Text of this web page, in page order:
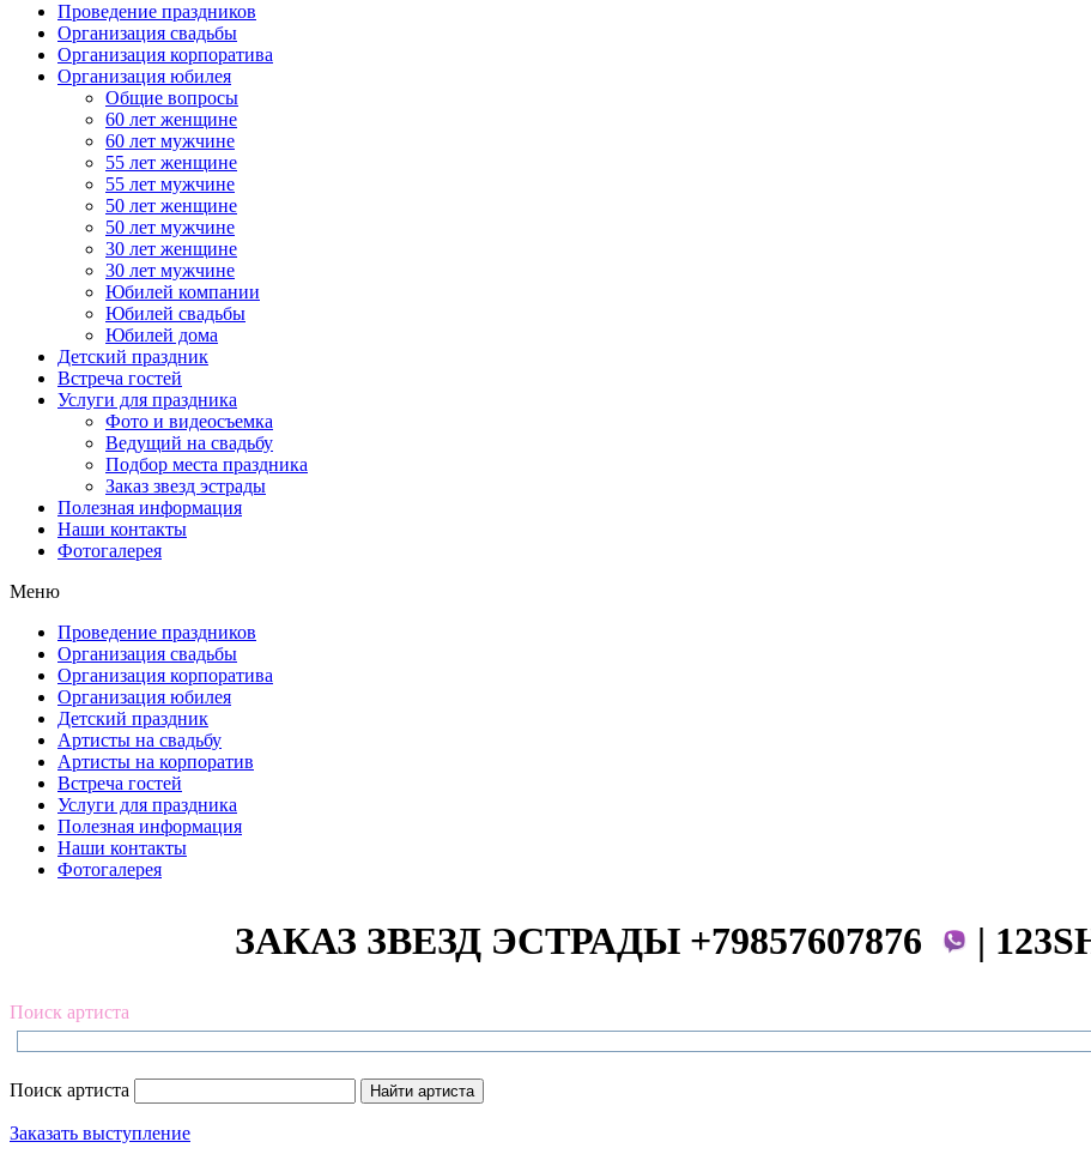
Проведение праздников
Организация свадьбы
Организация корпоратива
Организация юбилея
Общие вопросы
60 лет женщине
60 лет мужчине
55 лет женщине
55 лет мужчине
50 лет женщине
50 лет мужчине
30 лет женщине
30 лет мужчине
Юбилей компании
Юбилей свадьбы
Юбилей дома
Детский праздник
Встреча гостей
Услуги для праздника
Фото и видеосъемка
Ведущий на свадьбу
Подбор места праздника
Заказ звезд эстрады
Полезная информация
Наши контакты
Фотогалерея
Меню
Проведение праздников
Организация свадьбы
Организация корпоратива
Организация юбилея
Детский праздник
Артисты на свадьбу
Артисты на корпоратив
Встреча гостей
Услуги для праздника
Полезная информация
Наши контакты
Фотогалерея
ЗАКАЗ ЗВЕЗД ЭСТРАДЫ +79857607876 |
Поиск артиста
Поиск артиста
Заказать выступление